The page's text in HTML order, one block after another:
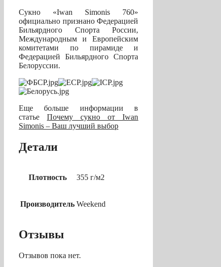
Сукно «Iwan Simonis 760»
официально признано Федерацией
Бильярдного Спорта России,
Международным и Европейским
комитетами по пирамиде и
Федерацией Бильярдного Спорта
Белоруссии.
Еще больше информации в
статьеПочему сукно от Iwan
Simonis – Ваш лучший выбор
Детали
Плотность 355 г/м2
Производитель Weekend
Отзывы
Отзывов пока нет.